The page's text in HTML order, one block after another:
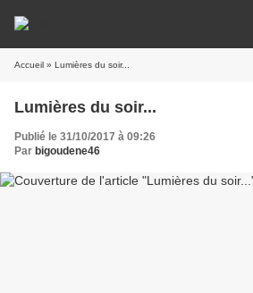
Accueil » Lumières du soir...
Lumières du soir...
Publié le 31/10/2017 à 09:26
Par bigoudene46